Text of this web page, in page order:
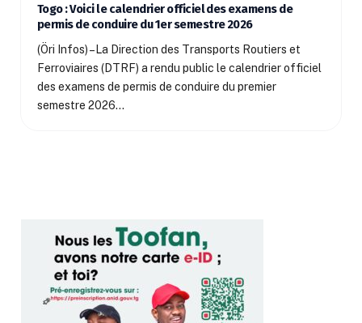
Togo : Voici le calendrier officiel des examens de
permis de conduire du 1er semestre 2026
(Öri Infos) –La Direction des Transports Routiers et
Ferroviaires (DTRF) a rendu public le calendrier officiel
des examens de permis de conduire du premier
semestre 2026…